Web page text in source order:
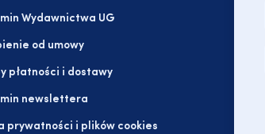
Wydawnictwa UG
od umowy
płatności i dostawy
newslettera
prywatności i plików cookies